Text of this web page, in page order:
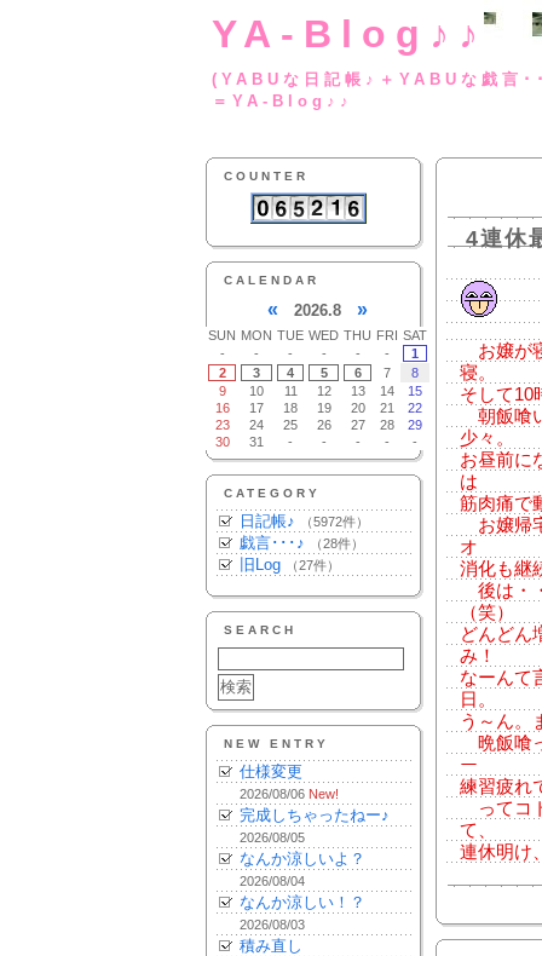
YA-Blog♪♪
(YABUな日記帳♪
＝YA-Blog♪♪
COUNTER
CALENDAR
« 2026.8 »
SUN MON TUE WED THU FRI SAT
-
- - - - -
1
2
3 4 5 6 7
8
9
10 11 12 13 14
15
16
17 18 19 20 21
22
23
24 25 26 27 28
29
30
31 - - - - -
CATEGORY
日記帳♪ （5972件）
戯言･･･♪ （28件）
旧Log （27件）
SEARCH
NEW ENTRY
仕様変更
2026/08/06 New!
完成しちゃったねー♪
2026/08/05
なんか涼しいよ？
2026/08/04
なんか涼しい！？
2026/08/03
積み直し
4連休
お嬢が
寝。
そして10
朝飯喰
少々。
お昼前に
は
筋肉痛で
お嬢帰
オ
消化も継
後は・
（笑）
どんどん
み！
なーんて
日。
う～ん。
晩飯喰
ー
練習疲れ
ってコ
て、
連休明け